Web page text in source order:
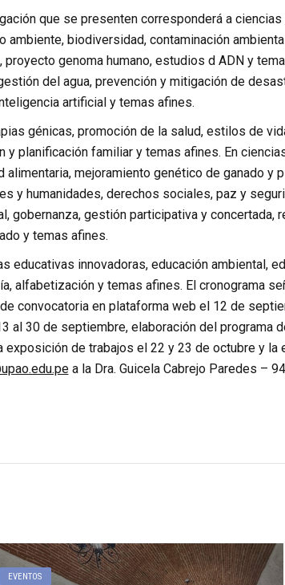
que se presenten corresponderá a
biodiversidad, contaminación
proyecto genoma humano, estudios d ADN y
del agua, prevención y mitigación de
artificial y temas afines.
génicas, promoción de la salud, estilos de
y planificación familiar y temas afines. En
alimentaria, mejoramiento genético de ganado
y humanidades, derechos sociales, paz y
gobernanza, gestión participativa y
y temas afines.
educativas innovadoras, educación ambiental,
alfabetización y temas afines. El cronograma
convocatoria en plataforma web el 12 de
al 30 de septiembre, elaboración del programa
exposición de trabajos el 22 y 23 de octubre y
a la Dra. Guicela Cabrejo Paredes –
EVENTOS